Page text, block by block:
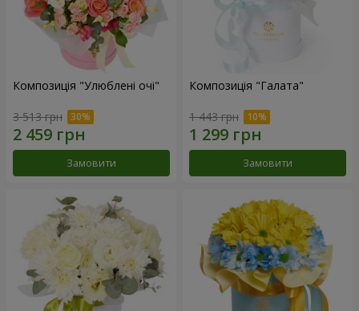
Композиція "Улюблені очі"
3 513 грн
Замовити
Композиція "Галата"
1 443 грн
Замовити